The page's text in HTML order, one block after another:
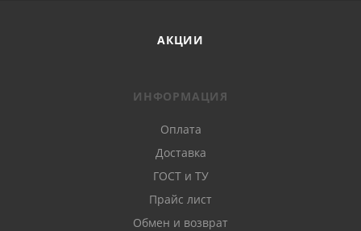
АКЦИИ
ИНФОРМАЦИЯ
Оплата
Доставка
ГОСТ и ТУ
Прайс лист
Обмен и возврат